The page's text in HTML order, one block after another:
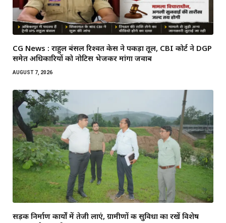
CG News : राहुल बंसल रिश्वत केस ने पकड़ा तूल, CBI कोर्ट ने DGP
समेत अधिकारियों को नोटिस भेजकर मांगा जवाब
AUGUST 7, 2026
सड़क निर्माण कार्यों में तेजी लाएं, ग्रामीणों की सुविधा का रखें विशेष